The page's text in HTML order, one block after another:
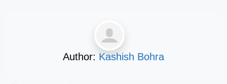
Author: Kashish Bohra